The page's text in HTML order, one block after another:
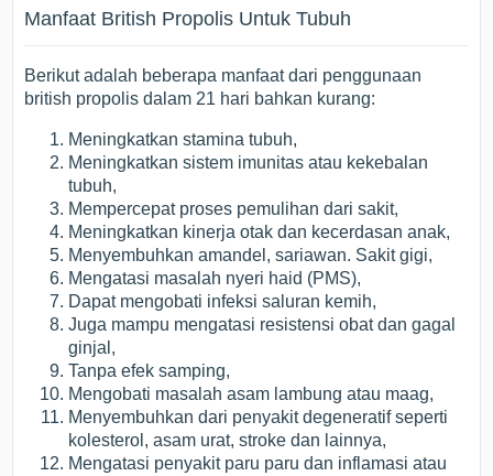
Manfaat British Propolis Untuk Tubuh
Berikut adalah beberapa manfaat dari penggunaan
british propolis dalam 21 hari bahkan kurang:
Meningkatkan stamina tubuh,
Meningkatkan sistem imunitas atau kekebalan
tubuh,
Mempercepat proses pemulihan dari sakit,
Meningkatkan kinerja otak dan kecerdasan anak,
Menyembuhkan amandel, sariawan. Sakit gigi,
Mengatasi masalah nyeri haid (PMS),
Dapat mengobati infeksi saluran kemih,
Juga mampu mengatasi resistensi obat dan gagal
ginjal,
Tanpa efek samping,
Mengobati masalah asam lambung atau maag,
Menyembuhkan dari penyakit degeneratif seperti
kolesterol, asam urat, stroke dan lainnya,
Mengatasi penyakit paru paru dan inflamasi atau